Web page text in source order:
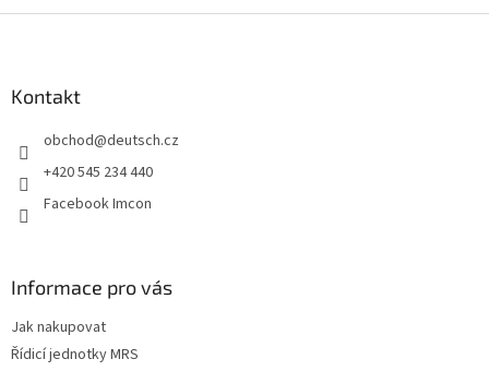
Kontakt
obchod@deutsch.cz
+420 545 234 440
Facebook Imcon
Informace pro vás
Jak nakupovat
Řídicí jednotky MRS